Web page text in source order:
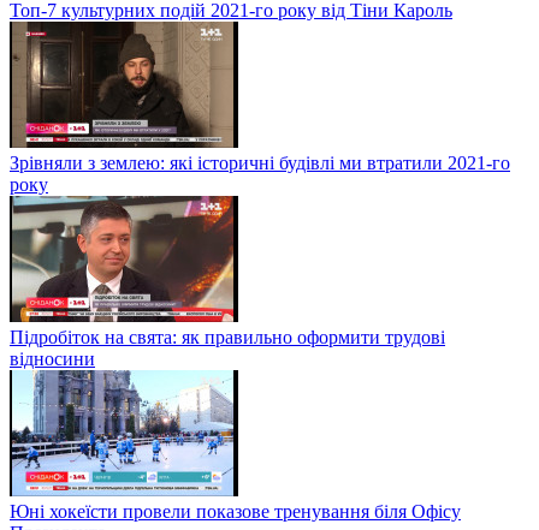
Топ-7 культурних подій 2021-го року від Тіни Кароль
Зрівняли з землею: які історичні будівлі ми втратили 2021-го
року
Підробіток на свята: як правильно оформити трудові
відносини
Юні хокеїсти провели показове тренування біля Офісу